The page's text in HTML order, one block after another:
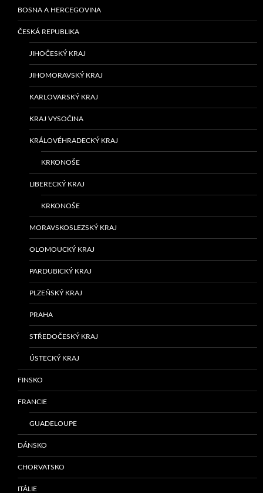
BOSNA A HERCEGOVINA
ČESKÁ REPUBLIKA
JIHOČESKÝ KRAJ
JIHOMORAVSKÝ KRAJ
KARLOVARSKÝ KRAJ
KRAJ VYSOČINA
KRÁLOVÉHRADECKÝ KRAJ
KRKONOŠE
LIBERECKÝ KRAJ
KRKONOŠE
MORAVSKOSLEZSKÝ KRAJ
OLOMOUCKÝ KRAJ
PARDUBICKÝ KRAJ
PLZEŇSKÝ KRAJ
PRAHA
STŘEDOČESKÝ KRAJ
ÚSTECKÝ KRAJ
FINSKO
FRANCIE
GUADELOUPE
DÁNSKO
CHORVATSKO
ITÁLIE